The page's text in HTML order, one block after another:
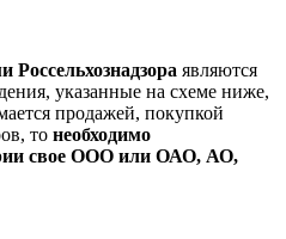
являются
указанные на схеме ниже,
продажей, покупкой
то необходимо
свое ООО или ОАО, АО,